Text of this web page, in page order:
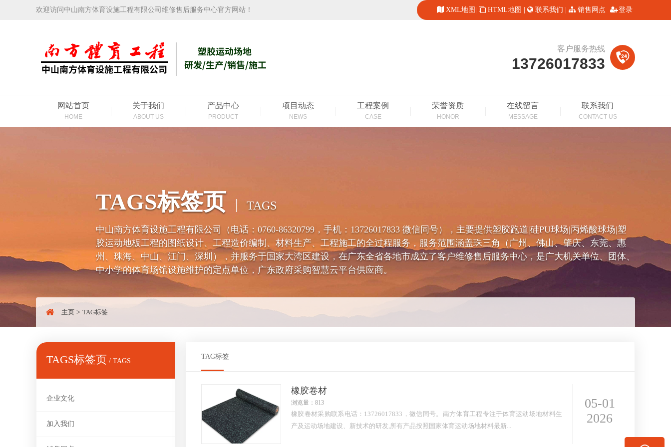
欢迎访问中山南方体育设施工程有限公司维修售后服务中心官方网站！ XML地图 HTML地图 联系我们 销售网点 登录
客户服务热线
13726017833
网站首页
HOME
关于我们
ABOUT US
产品中心
PRODUCT
项目动态
NEWS
工程案例
CASE
荣誉资质
HONOR
在线留言
MESSAGE
联系我们
CONTACT US
TAGS标签页 TAGS
中山南方体育设施工程有限公司（电话：0760-86320799，手机：13726017833 微信同号），主要提供塑胶跑道|硅PU球场|丙烯酸球场|塑
胶运动地板工程的图纸设计、工程造价编制、材料生产、工程施工的全过程服务，服务范围涵盖珠三角（广州、佛山、肇庆、东莞、惠
州、珠海、中山、江门、深圳），并服务于国家大湾区建设，在广东全省各地市成立了客户维修售后服务中心，是广大机关单位、团体、
中小学的体育场馆设施维护的定点单位，广东政府采购智慧云平台供应商。
主页 > TAG标签
TAGS标签页 / TAGS
企业文化
加入我们
TAG标签
橡胶卷材
浏览量：813
橡胶卷材采购联系电话：13726017833，微信同号。南方体育工程专注于体育运动场地材料生
产及运动场地建设、新技术的研发,所有产品按照国家体育运动场地材料最新...
05-01
2026